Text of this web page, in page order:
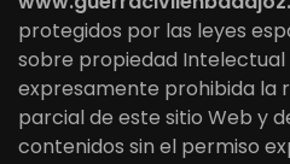
protegidos por las leyes
sobre propiedad Intelectual
expresamente prohibida la
parcial de este sitio Web y
contenidos sin el permiso